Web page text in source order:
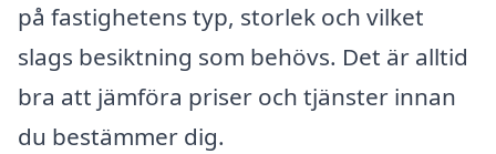
på fastighetens typ, storlek och vilket
slags besiktning som behövs. Det är alltid
bra att jämföra priser och tjänster innan
du bestämmer dig.